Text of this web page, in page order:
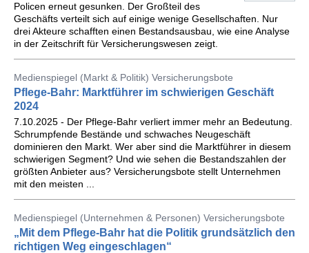
Policen erneut gesunken. Der Großteil des
Geschäfts verteilt sich auf einige wenige Gesellschaften. Nur
drei Akteure schafften einen Bestandsausbau, wie eine Analyse
in der Zeitschrift für Versicherungswesen zeigt.
Medienspiegel (Markt & Politik) Versicherungsbote
Pflege-Bahr: Marktführer im schwierigen Geschäft
2024
7.10.2025 - Der Pflege-Bahr verliert immer mehr an Bedeutung.
Schrumpfende Bestände und schwaches Neugeschäft
dominieren den Markt. Wer aber sind die Marktführer in diesem
schwierigen Segment? Und wie sehen die Bestandszahlen der
größten Anbieter aus? Versicherungsbote stellt Unternehmen
mit den meisten ...
Medienspiegel (Unternehmen & Personen) Versicherungsbote
„Mit dem Pflege-Bahr hat die Politik grundsätzlich den
richtigen Weg eingeschlagen“